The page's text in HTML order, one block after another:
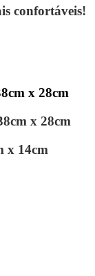
confortáveis!
x 28cm
x 28cm
x 14cm